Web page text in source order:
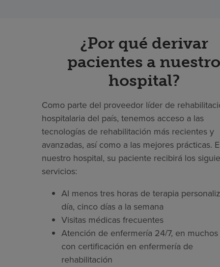
¿Por qué derivar
pacientes a nuestro
hospital?
Como parte del proveedor líder de
hospitalaria del país, tenemos acceso a las
tecnologías de rehabilitación más recientes y
avanzadas, así como a las mejores prácticas.
nuestro hospital, su paciente recibirá los
servicios:
Al menos tres horas de terapia
día, cinco días a la semana
Visitas médicas frecuentes
Atención de enfermería 24/7, en muchos
con certificación en enfermería de
rehabilitación